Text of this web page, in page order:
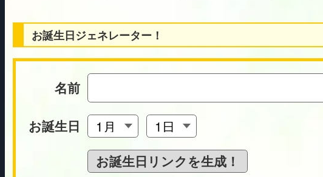
お誕生日ジェネレーター！
名前
お誕生日